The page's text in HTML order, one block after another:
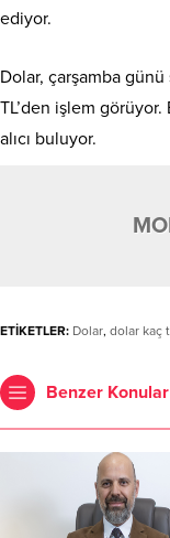
ediyor.
Dolar, çarşamba
TL’den işlem görüyor.
alıcı buluyor.
ETİKETLER: Dolar, dolar kaç
Benzer Konular